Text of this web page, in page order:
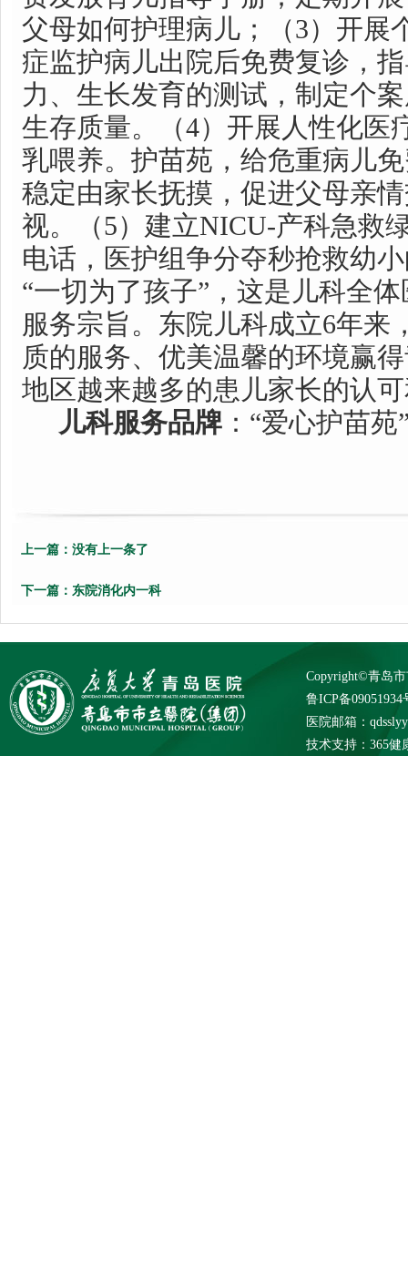
父母如何护理病儿；（3）开展
症监护病儿出院后免费复诊，
力、生长发育的测试，制定个
生存质量。（4）开展人性化医
乳喂养。护苗苑，给危重病儿
稳定由家长抚摸，促进父母亲
视。（5）建立NICU-产科急救
电话，医护组争分夺秒抢
“一切为了孩子”，这是儿科全
服务宗旨。东院儿科成立6年来
质的服务、优美温馨的环境赢
地区越来越多的患儿家长的认
儿科服务品牌 ：“爱心护苗苑
上一篇： 没有上一条了
下一篇： 东院消化内一科
Copyright©青岛
鲁ICP备09051934
医院邮箱：
技术支持： 365健